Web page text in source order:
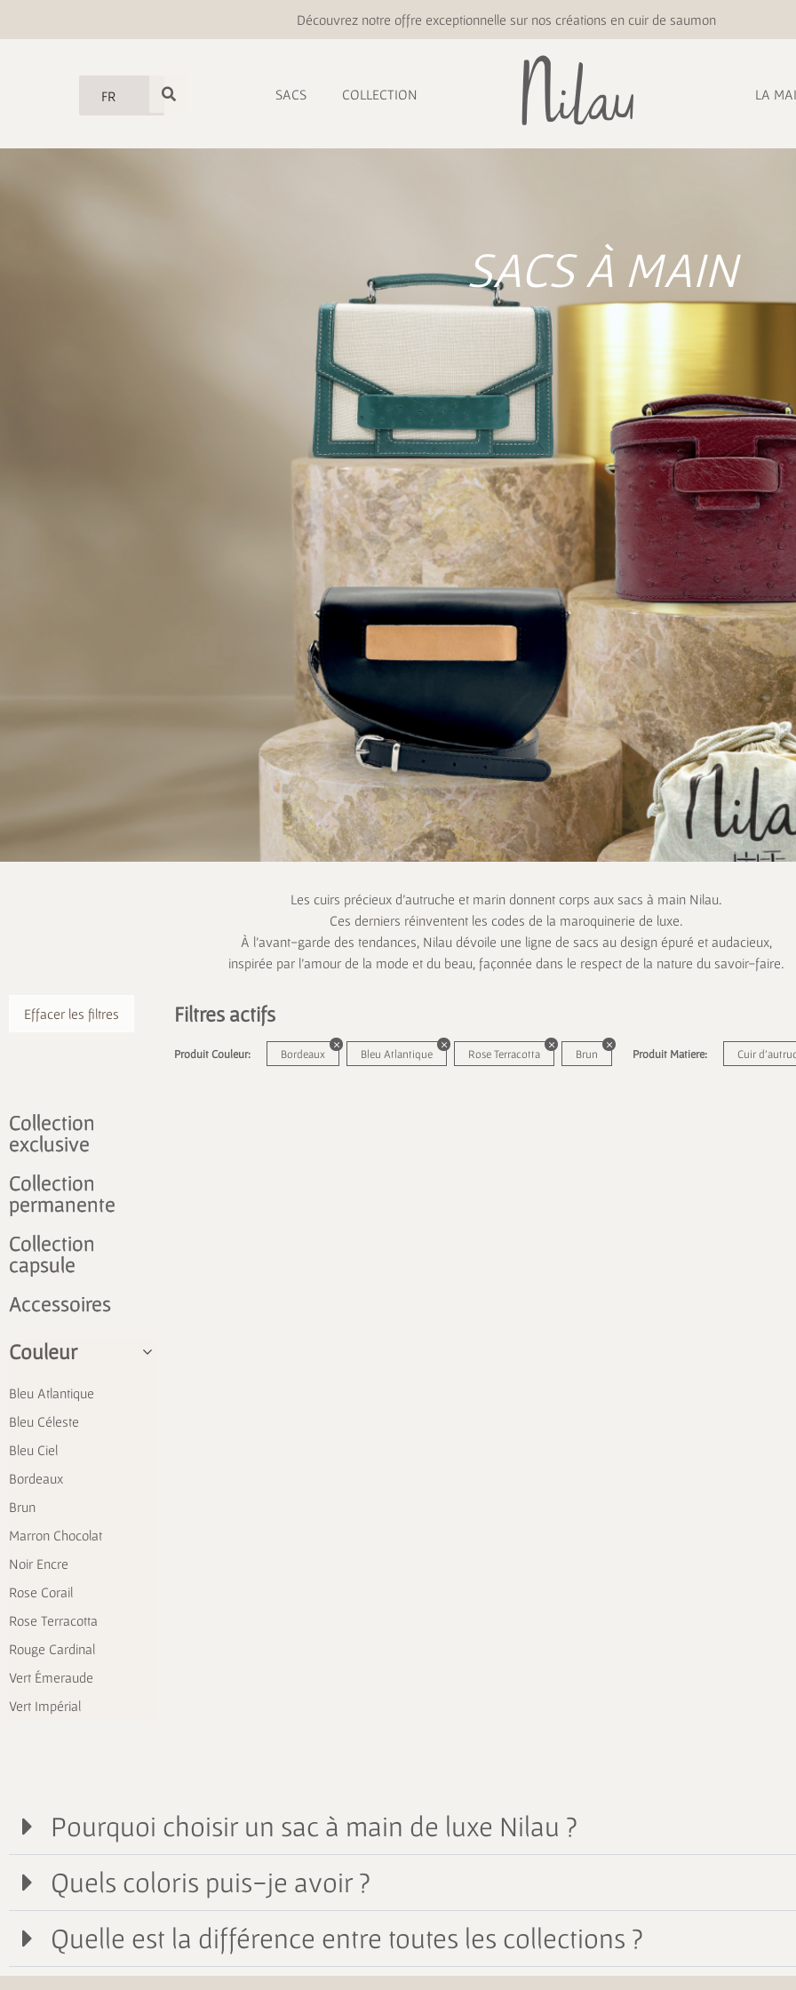
Découvrez notre offre exceptionnelle sur nos créations en cuir de saumon
FR SACS COLLECTION LA
SACS À MAIN
Les cuirs précieux d’autruche et marin donnent corps aux sacs à main Nilau.
Ces derniers réinventent les codes de la maroquinerie de luxe.
À l’avant-garde des tendances, Nilau dévoile une ligne de sacs au design épuré et audacieux,
inspirée par l’amour de la mode et du beau, façonnée dans le respect de la nature du savoir-faire.
Effacer les filtres
Collection
exclusive
Collection
permanente
Collection
capsule
Accessoires
Couleur
Bleu Atlantique
Bleu Céleste
Bleu Ciel
Bordeaux
Brun
Marron Chocolat
Noir Encre
Rose Corail
Rose Terracotta
Rouge Cardinal
Vert Émeraude
Vert Impérial
Filtres actifs
Produit Couleur: Bordeaux Bleu Atlantique Rose Terracotta Brun Produit Matiere: Cuir
Pourquoi choisir un sac à main de luxe Nilau ?
Quels coloris puis-je avoir ?
Quelle est la différence entre toutes les collections ?